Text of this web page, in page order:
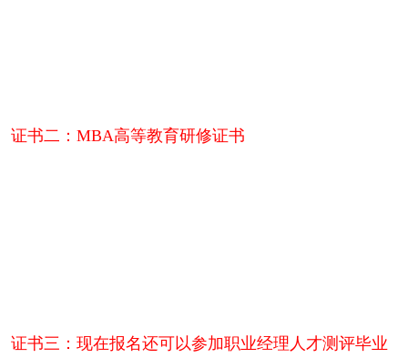
证书二：MBA高等教育研修证书
证书三：现在报名还可以参加职业经理人才测评毕业